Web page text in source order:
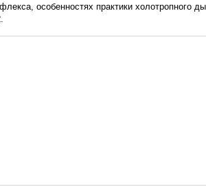
особенностях практики холотропного